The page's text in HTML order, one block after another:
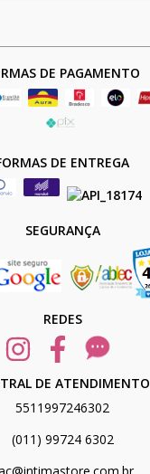
DE PAGAMENTO
DE ENTREGA
SEGURANÇA
REDES
DE ATENDIMENTO
5511997246302
(011) 99724 6302